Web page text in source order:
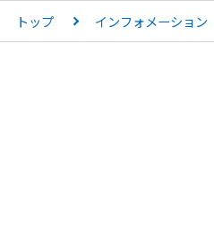
トップ インフォメーション